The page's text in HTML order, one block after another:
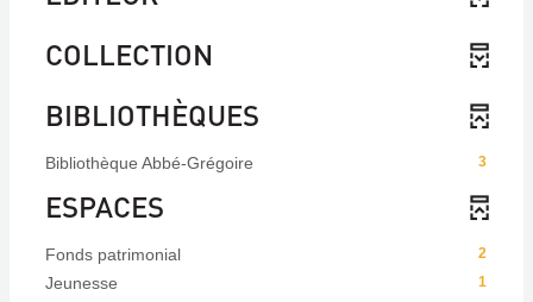
COLLECTION
BIBLIOTHÈQUES
3
Bibliothèque Abbé-Grégoire
ESPACES
2
Fonds patrimonial
1
Jeunesse